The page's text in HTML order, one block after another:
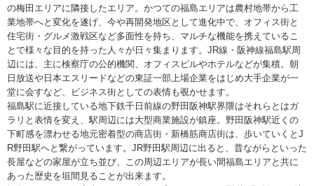
の梅田エリアに隣接したエリア。かつての福島エリアは農村地帯から工
業地帯へと変化を遂げ、今や再開発地区として進化中で、オフィス街と
住宅街・グルメ激戦区など多面性を持ち、マルチな機能を携えているこ
とで様々な目的を持った人々が日々集まります。JR線・阪神線福島駅周
辺には、主に検察庁の公的機関、オフィスビルやホテルなどが集積。朝
日放送や日本エスリードなどの東証一部上場企業をはじめ大手企業が一
堂に会すなど、ビジネス街としての表情も覗かせます。
福島駅に近接している地下鉄千日前線の野田阪神駅界隈はそれらとはガ
ラリと表情を変え、駅周辺には大型商業施設が鎮座。野田阪神駅近くの
下町感を漂わせる地元密着型の商店街・新橋筋商店街は、歩いていくとJ
R野田駅へと繋がっています。JR野田駅周辺に出ると、昔ながらといった
長屋などの家屋が立ち並び、この周辺エリアが長い間福島エリアと共に
あった歴史を垣間見ることが出来ます。